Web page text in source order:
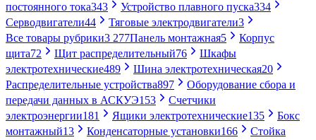
постоянного тока343 Устройство плавного пуска334
Серводвигатели44 Тяговые электродвигатели3
Все товары рубрики3 277Панель монтажная5
Корпус
щита72 Щит распределительный76
Шкафы
электротехнические489 Шина электротехническая20
Распределительные устройства897
Оборудование сбора и
передачи данных в АСКУЭ153
Счетчики
электроэнергии181 Ящики электротехнические135
Бокс
монтажный13 Конденсаторные установки166
Стойка